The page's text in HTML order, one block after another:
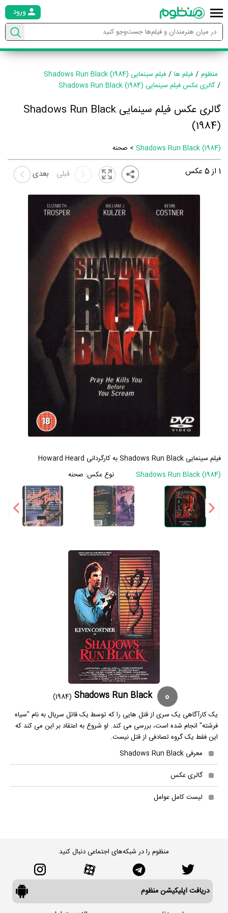
ورود
منظوم فیلم ها
فیلم سینمایی Shadows Run Black (1984)
گالری عکس فیلم سینمایی Shadows Run Black (1984)
گالری عکس فیلم سینمایی Shadows Run Black
(1984)
Shadows Run Black (1984) > صحنه
1 از5عکس بعدی قبلی
فیلم سینمایی Shadows Run Black به کارگردانی Howard Heard
Shadows Run Black (1984)
نوع عکس: صحنه
0
Shadows Run Black
(1984)
یک کارآگاهی یک سری از قتل هایی را که توسط یک قاتل سریال به نام "سیاه
فرشته" انجام شده است، بررسی می کند. او شروع به اعتقاد بر این می کند که
این فقط یک گروه تصادفی از قتل نیست.
معرفی Shadows Run Black
گالری عکس
لیست کامل عوامل
منظوم را در شبکه‌های اجتماعی دنبال کنید
دریافت اپلیکیشن منظوم